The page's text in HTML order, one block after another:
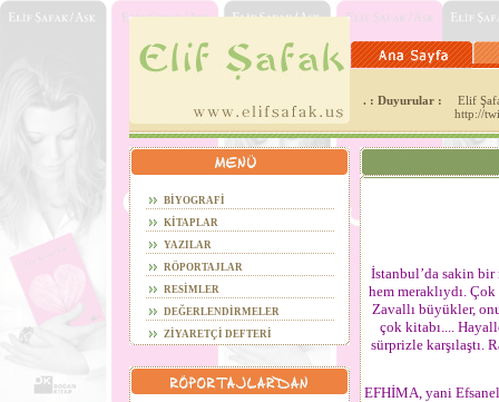
. : Duyurular :
Elif
http://
BİYOGRAFİ
KİTAPLAR
YAZILAR
RÖPORTAJLAR
RESİMLER
DEĞERLENDİRMELER
ZİYARETÇİ DEFTERİ
İstanbul’da sakin bir
hem meraklıydı.
Zavallı büyükler,
çok kitabı....
sürprizle karşılaştı.
EFHİMA, yani